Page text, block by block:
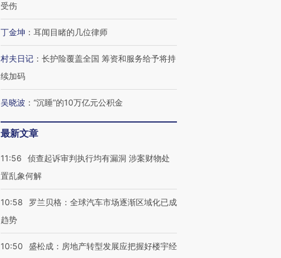
受伤
丁金坤 ： 耳闻目睹的几位律师
村夫日记 ： 长护险覆盖全国 筹资和服务给予将持
续加码
吴晓波 ： “沉睡”的10万亿元公积金
最新文章
11:56
侦查起诉审判执行均有漏洞 涉案财物处
置乱象何解
10:58
罗兰贝格：全球汽车市场逐渐区域化已成
趋势
10:50
盛松成：房地产转型发展应把握好楼宇经